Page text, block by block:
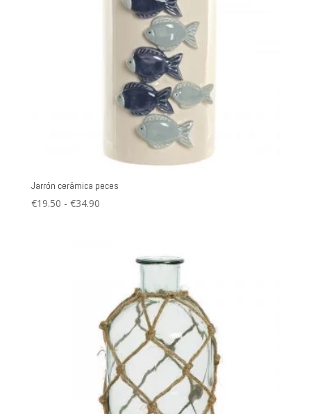
Jarrón cerámica peces
€19.50 - €34.90Rango
€34.90